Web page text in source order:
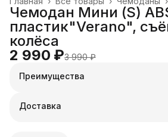
Чемодан Мини (S)
пластик"Verano",
колёса
2 990 ₽3 990 ₽
Преимущества
Оплата частями в Сплит
Удобный возврат
Доставка